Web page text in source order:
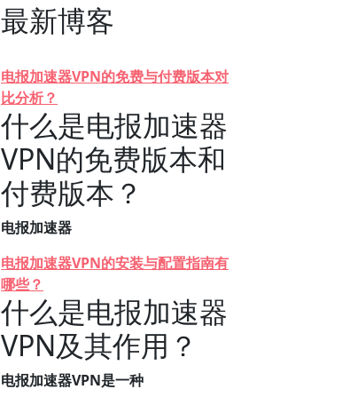
最新博客
电报加速器VPN的免费与付费版本对
比分析？
什么是电报加速器
VPN的免费版本和
付费版本？
电报加速器
电报加速器VPN的安装与配置指南有
哪些？
什么是电报加速器
VPN及其作用？
电报加速器VPN是一种